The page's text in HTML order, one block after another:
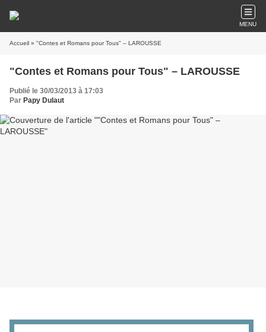
MENU
Accueil » "Contes et Romans pour Tous" – LAROUSSE
"Contes et Romans pour Tous" – LAROUSSE
Publié le 30/03/2013 à 17:03
Par Papy Dulaut